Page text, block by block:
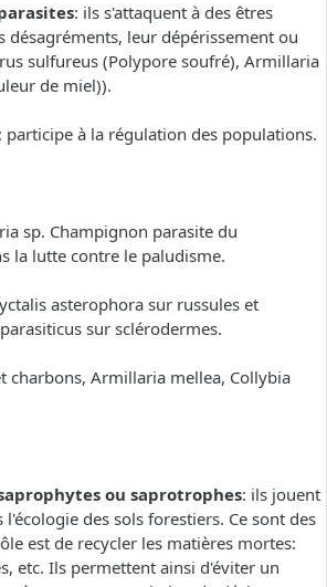
: ils s'attaquent à des êtres
désagréments, leur dépérissement ou
sulfureus (Polypore soufré), Armillaria
de miel)).
: participe à la régulation des populations.
sp. Champignon parasite du
la lutte contre le paludisme.
asterophora sur russules et
sur sclérodermes.
charbons, Armillaria mellea, Collybia
ou saprotrophes: ils jouent
des sols forestiers. Ce sont des
est de recycler les matières mortes:
etc. Ils permettent ainsi d'éviter un